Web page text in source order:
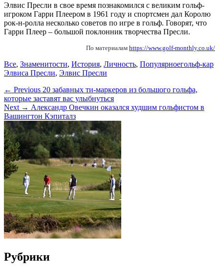
Элвис Пресли в свое время познакомился с великим гольф-
игроком Гарри Плеером в 1961 году и спортсмен дал Королю
рок-н-ролла несколько советов по игре в гольф. Говорят, что
Гарри Плеер – большой поклонник творчества Пресли.
По материалам https://www.golf-monthly.co.uk/
Categories
Все, Знаменитости, История, Личность, ПопулярноеTags
гольф-кар
Элвиса Пресли, Элвис Пресли
Навигация
по
записям
← Previous Previous
post:
20 забавных ти-маркеров из большого гольфа,
которые заставят вас улыбнуться
Next → Next
post:
Александр Овечкин оказался худшим гольфистом в
Вашингтон Кэпиталз
Рубрики